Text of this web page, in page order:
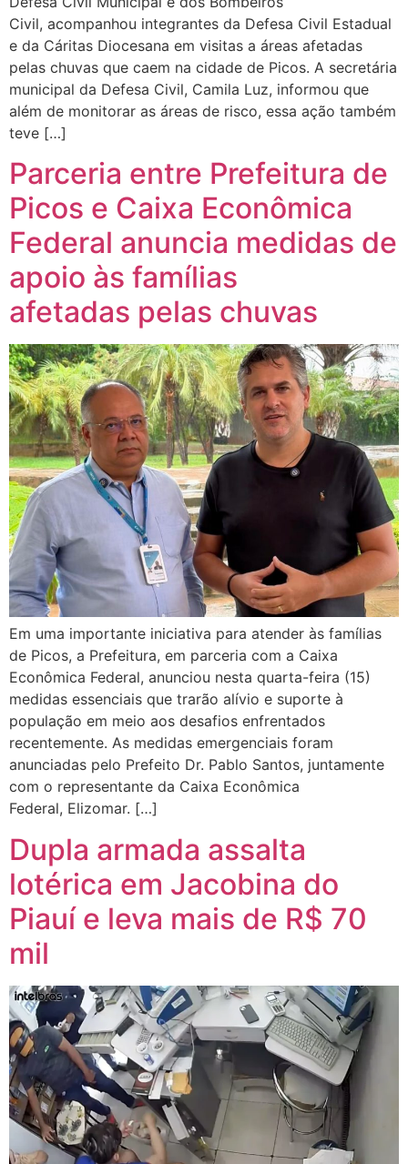
Civil, acompanhou integrantes da Defesa Civil Estadual
e da Cáritas Diocesana em visitas a áreas afetadas
pelas chuvas que caem na cidade de Picos. A secretária
municipal da Defesa Civil, Camila Luz, informou que
além de monitorar as áreas de risco, essa ação também
teve […]
Parceria entre Prefeitura de
Picos e Caixa Econômica
Federal anuncia medidas de
apoio às famílias
afetadas pelas chuvas
Em uma importante iniciativa para atender às famílias
de Picos, a Prefeitura, em parceria com a Caixa
Econômica Federal, anunciou nesta quarta-feira (15)
medidas essenciais que trarão alívio e suporte à
população em meio aos desafios enfrentados
recentemente. As medidas emergenciais foram
anunciadas pelo Prefeito Dr. Pablo Santos, juntamente
com o representante da Caixa Econômica
Federal, Elizomar. […]
Dupla armada assalta
lotérica em Jacobina do
Piauí e leva mais de R$ 70
mil